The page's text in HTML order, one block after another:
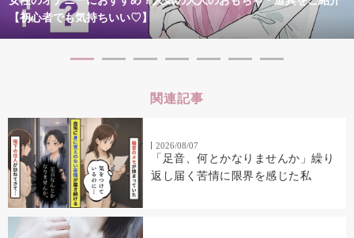
【初心者でも気持ちいい♡】
関連記事
2026/08/07
「足音、何とかなりませんか」繰り
返し届く苦情に限界を感じた私